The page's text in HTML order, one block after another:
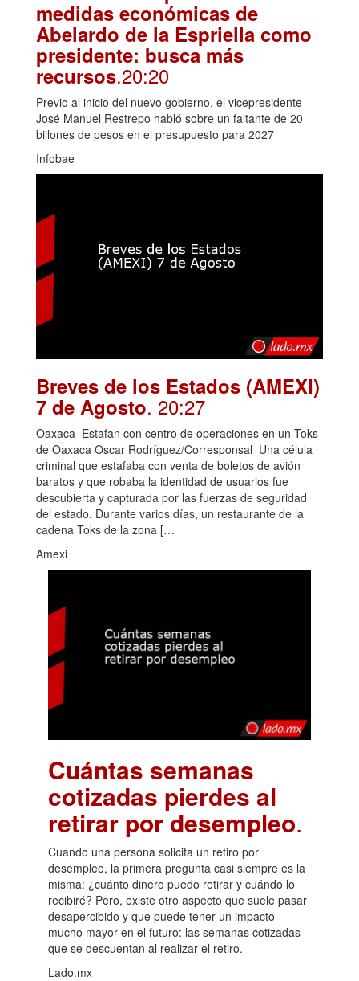
medidas económicas de
Abelardo de la Espriella como
presidente: busca más
recursos.20:20
Previo al inicio del nuevo gobierno, el vicepresidente
José Manuel Restrepo habló sobre un faltante de 20
billones de pesos en el presupuesto para 2027
Infobae
Breves de los Estados (AMEXI)
7 de Agosto. 20:27
Oaxaca Estafan con centro de operaciones en un Toks
de Oaxaca Oscar Rodríguez/Corresponsal Una célula
criminal que estafaba con venta de boletos de avión
baratos y que robaba la identidad de usuarios fue
descubierta y capturada por las fuerzas de seguridad
del estado. Durante varios días, un restaurante de la
cadena Toks de la zona […
Amexi
Cuántas semanas
cotizadas pierdes al
retirar por desempleo.
Cuando una persona solicita un retiro por
desempleo, la primera pregunta casi siempre es la
misma: ¿cuánto dinero puedo retirar y cuándo lo
recibiré? Pero, existe otro aspecto que suele pasar
desapercibido y que puede tener un impacto
mucho mayor en el futuro: las semanas cotizadas
que se descuentan al realizar el retiro.
Lado.mx